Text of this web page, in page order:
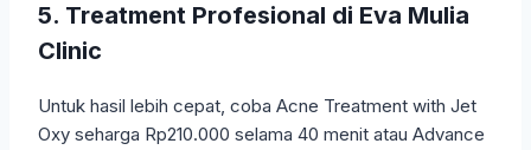
5. Treatment Profesional di Eva Mulia
Clinic
Untuk hasil lebih cepat, coba Acne Treatment with Jet
Oxy seharga Rp210.000 selama 40 menit atau Advance